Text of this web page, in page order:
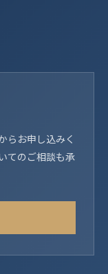
らお申し込みく
てのご相談も承